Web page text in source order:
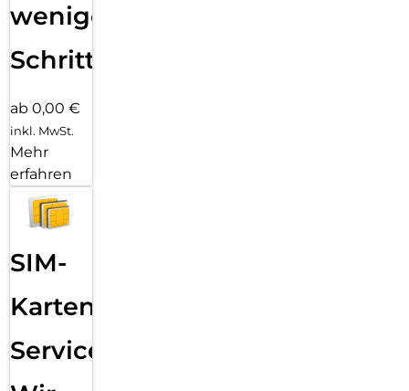
wenigen
Schritten
ab 0,00 €
inkl. MwSt.
Mehr
erfahren
SIM-
Karten
Service: